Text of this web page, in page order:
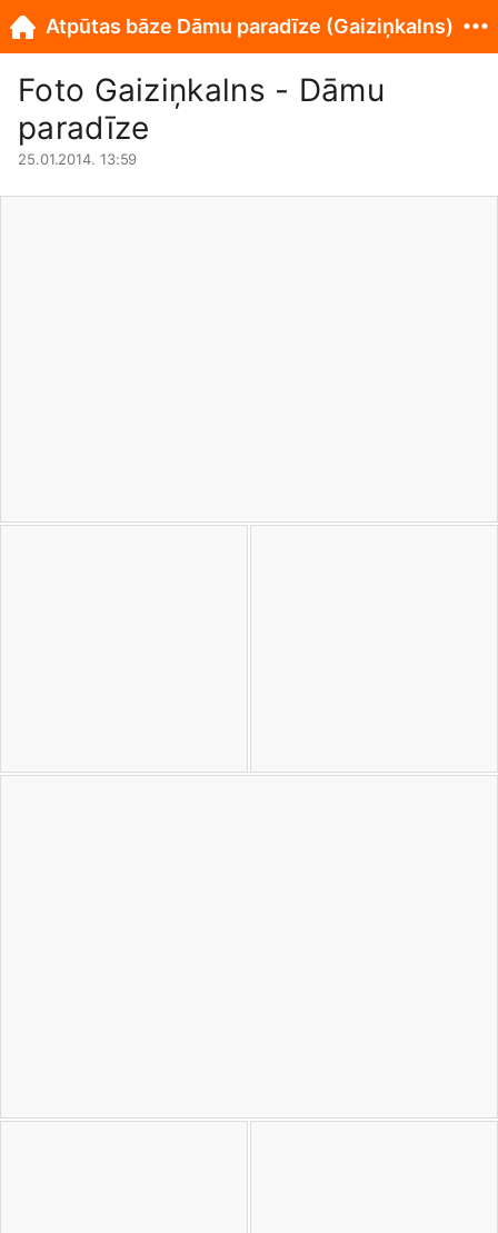
Foto Gaiziņkalns - Dāmu
paradīze
25.01.2014. 13:59
Atpūtas bāze Dāmu paradīze (Gaiziņkalns)